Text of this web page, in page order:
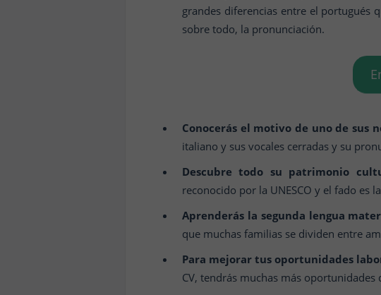
grandes diferencias entre el portugués
sobre todo, la pronunciación.
Conocerás el motivo de uno de sus
italiano y sus vocales cerradas y su
Descubre todo su patrimonio
reconocido por la UNESCO y el fado es
Aprenderás la segunda lengua
que muchas familias se dividen entre
Para mejorar tus oportunidades
CV, tendrás muchas más